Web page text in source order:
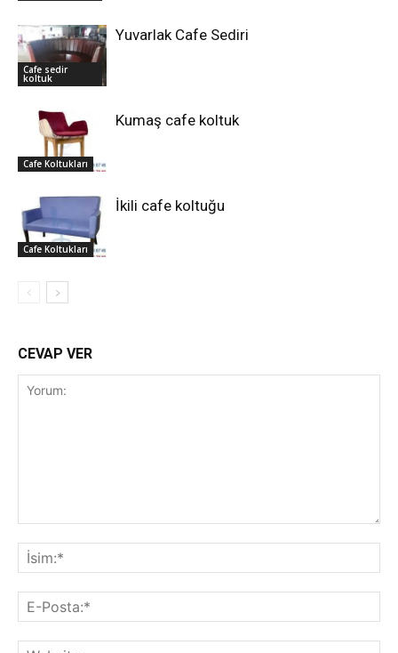
Cafe sedir
koltuk
Yuvarlak Cafe Sediri
Cafe Koltukları
Kumaş cafe koltuk
Cafe Koltukları
İkili cafe koltuğu
CEVAP VER